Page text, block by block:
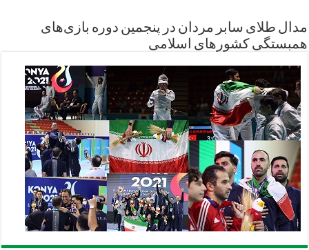
مدال طلای سابر مردان در پنجمین دوره بازی‌های
همبستگی کشورهای اسلامی